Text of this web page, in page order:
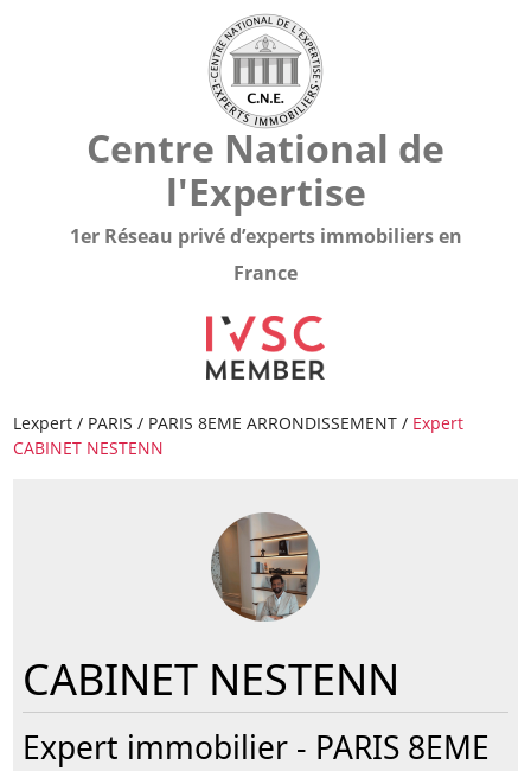
Centre National de
l'Expertise
1er Réseau privé d’experts immobiliers en
France
Lexpert / PARIS / PARIS 8EME ARRONDISSEMENT / Expert
CABINET NESTENN
CABINET NESTENN
Expert immobilier - PARIS 8EME